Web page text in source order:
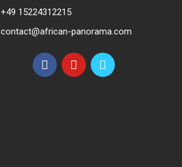
+49 15224312215
contact@african-panorama.com